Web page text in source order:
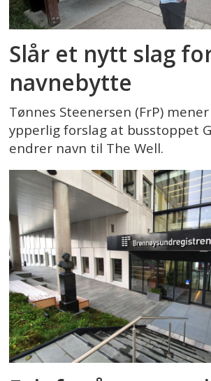
Slår et nytt slag
navnebytte
Tønnes Steenersen (FrP)
ypperlig forslag at busstoppet
endrer navn til The Well.